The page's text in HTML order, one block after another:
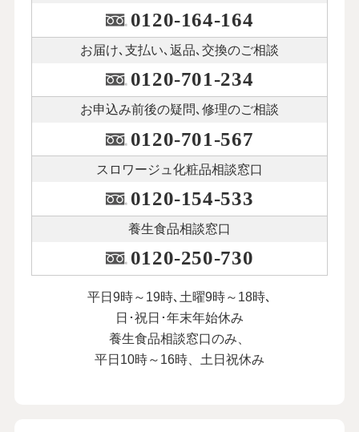
0120-164-164
お届け､支払い､ 返品､交換のご相談
0120-701-234
お申込み前後の疑問､修理のご相談
0120-701-567
スロワージュ化粧品相談窓口
0120-154-533
養生食品相談窓口
0120-250-730
平日9時～19時､土曜9時～18時､
日･祝日･年末年始休み
養生食品相談窓口のみ、
平日10時～16時、土日祝休み